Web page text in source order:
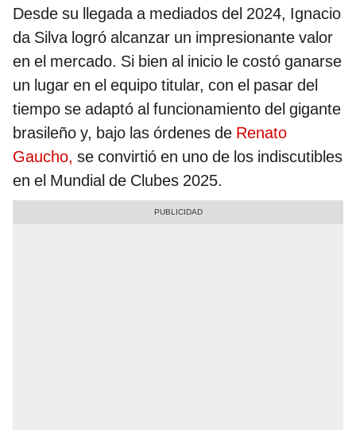
Desde su llegada a mediados del 2024, Ignacio
da Silva logró alcanzar un impresionante valor
en el mercado. Si bien al inicio le costó ganarse
un lugar en el equipo titular, con el pasar del
tiempo se adaptó al funcionamiento del gigante
brasileño y, bajo las órdenes de Renato
Gaucho, se convirtió en uno de los indiscutibles
en el Mundial de Clubes 2025.